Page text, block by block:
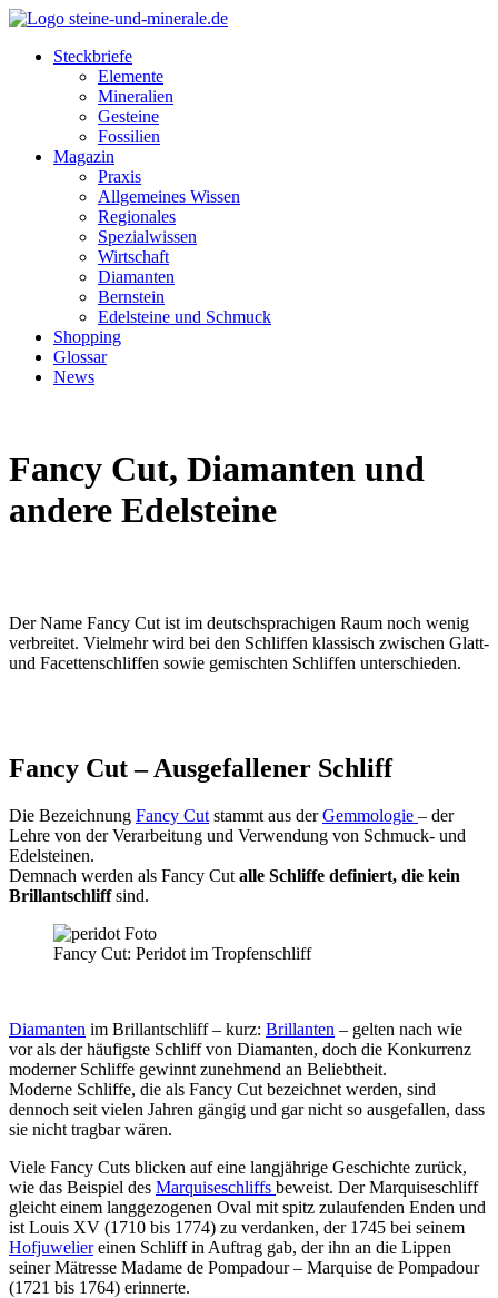
Steckbriefe
Elemente
Mineralien
Gesteine
Fossilien
Magazin
Praxis
Allgemeines Wissen
Regionales
Spezialwissen
Wirtschaft
Diamanten
Bernstein
Edelsteine und Schmuck
Shopping
Glossar
News
Fancy Cut, Diamanten und
andere Edelsteine
Der Name Fancy Cut ist im deutschsprachigen Raum noch wenig
verbreitet. Vielmehr wird bei den Schliffen klassisch zwischen Glatt-
und Facettenschliffen sowie gemischten Schliffen unterschieden.
Fancy Cut – Ausgefallener Schliff
Die Bezeichnung Fancy Cut stammt aus derGemmologie – der
Lehre von der Verarbeitung und Verwendung von Schmuck- und
Edelsteinen.
Demnach werden als Fancy Cut alle Schliffe definiert, die kein
Brillantschliffsind.
Fancy Cut: Peridot im Tropfenschliff
Diamanten im Brillantschliff – kurz: Brillanten – gelten nach wie
vor als der häufigste Schliff von Diamanten, doch die Konkurrenz
moderner Schliffe gewinnt zunehmend an Beliebtheit.
Moderne Schliffe, die als Fancy Cut bezeichnet werden, sind
dennoch seit vielen Jahren gängig und gar nicht so ausgefallen, dass
sie nicht tragbar wären.
Viele Fancy Cuts blicken auf eine langjährige Geschichte zurück,
wie das Beispiel des Marquiseschliffs beweist. Der Marquiseschliff
gleicht einem langgezogenen Oval mit spitz zulaufenden Enden und
ist Louis XV (1710 bis 1774) zu verdanken, der 1745 bei seinem
Hofjuweliereinen Schliff in Auftrag gab, der ihn an die Lippen
seiner Mätresse Madame de Pompadour – Marquise de Pompadour
(1721 bis 1764) erinnerte.